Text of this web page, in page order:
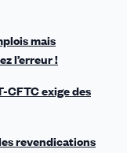
mais
l’erreur !
CFTC exige des
revendications